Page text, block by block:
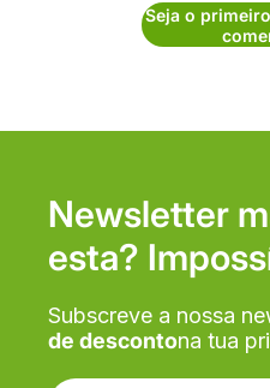
Seja o
Newsletter
esta?
Subscreve a nossa
de descontona tua